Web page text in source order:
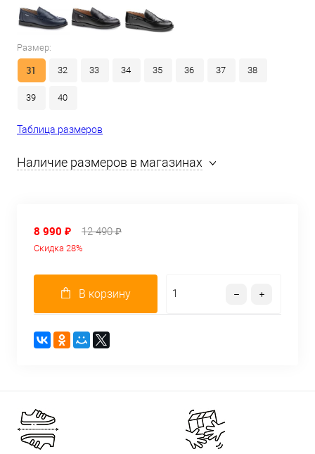
Размер:
31 32 33 34 35 36 37 38
39 40
Таблица размеров
Наличие размеров в магазинах
8 990 ₽ 12 490 ₽
Скидка 28%
В корзину